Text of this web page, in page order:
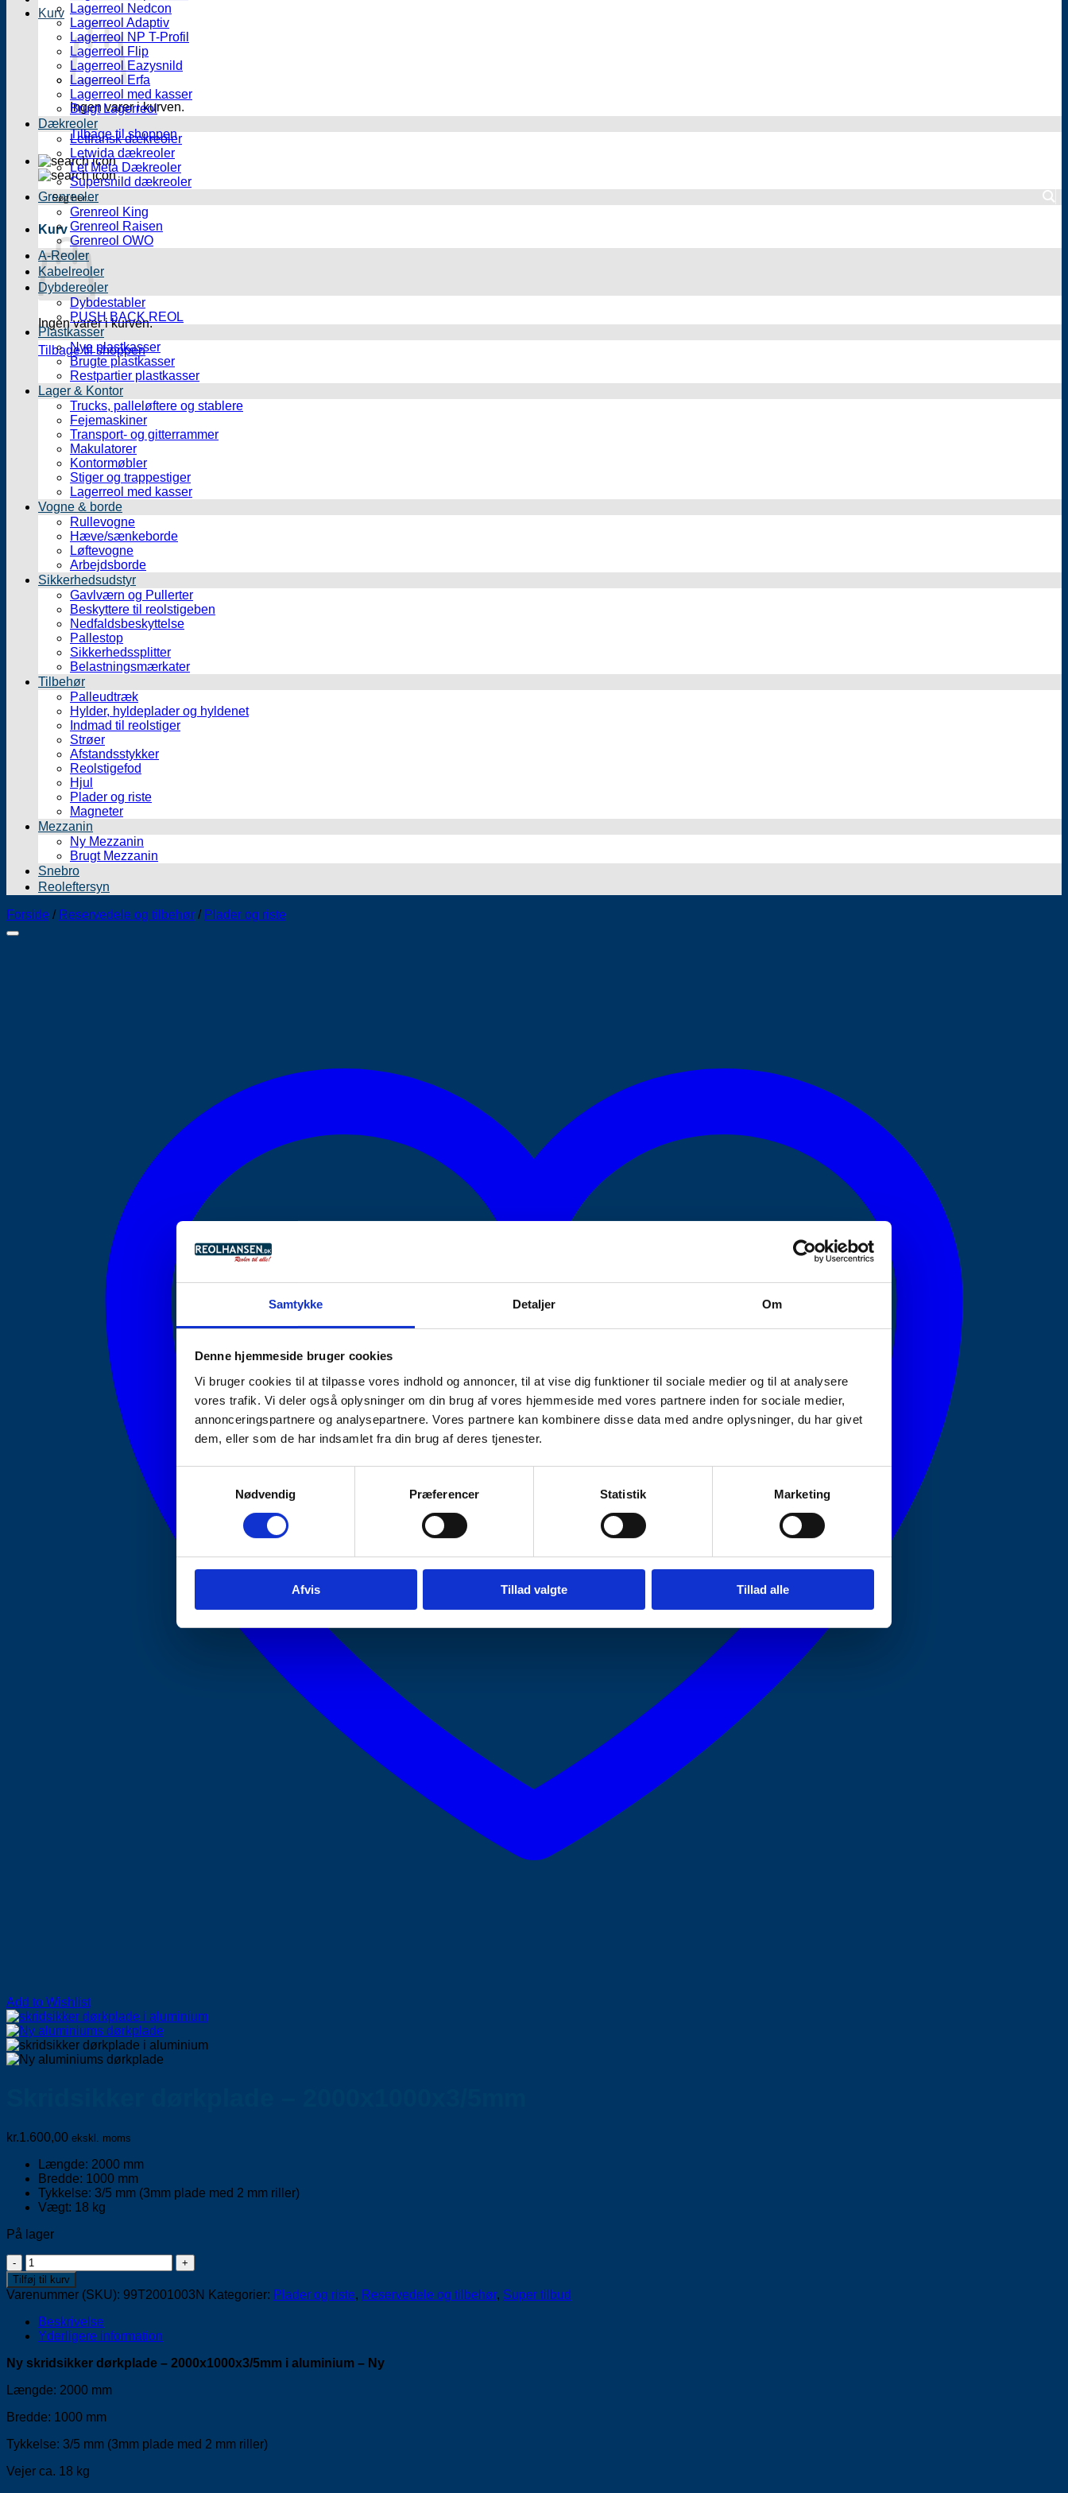
Samtykke Detaljer Om
Denne hjemmeside bruger cookies
Vi bruger cookies til at tilpasse vores indhold og annoncer, til at vise dig funktioner til sociale medier og til at analysere
vores trafik. Vi deler også oplysninger om din brug af vores hjemmeside med vores partnere inden for sociale medier,
annonceringspartnere og analysepartnere. Vores partnere kan kombinere disse data med andre oplysninger, du har givet
dem, eller som de har indsamlet fra din brug af deres tjenester.
Nødvendig
Præferencer Statistik Marketing
Afvis Tillad valgte Tillad alle
Kurv
Ingen varer i kurven.
Tilbage til shoppen
Kurv
Ingen varer i kurven.
Tilbage til shoppen
Lagerreol Nedcon
Lagerreol Adaptiv
Lagerreol NP T-Profil
Lagerreol Flip
Lagerreol Eazysnild
Lagerreol Erfa
Lagerreol med kasser
Brugt Lagerreol
Dækreoler
Letfransk dækreoler
Letwida dækreoler
Let Meta Dækreoler
Supersnild dækreoler
Grenreoler
Grenreol King
Grenreol Raisen
Grenreol OWO
A-Reoler
Kabelreoler
Dybdereoler
Dybdestabler
PUSH BACK REOL
Plastkasser
Nye plastkasser
Brugte plastkasser
Restpartier plastkasser
Lager & Kontor
Trucks, palleløftere og stablere
Fejemaskiner
Transport- og gitterrammer
Makulatorer
Kontormøbler
Stiger og trappestiger
Lagerreol med kasser
Vogne & borde
Rullevogne
Hæve/sænkeborde
Løftevogne
Arbejdsborde
Sikkerhedsudstyr
Gavlværn og Pullerter
Beskyttere til reolstigeben
Nedfaldsbeskyttelse
Pallestop
Sikkerhedssplitter
Belastningsmærkater
Tilbehør
Palleudtræk
Hylder, hyldeplader og hyldenet
Indmad til reolstiger
Strøer
Afstandsstykker
Reolstigefod
Hjul
Plader og riste
Magneter
Mezzanin
Ny Mezzanin
Brugt Mezzanin
Snebro
Reoleftersyn
Forside / Reservedele og tilbehør / Plader og riste
Add to Wishlist
kr.1.600,00 ekskl. moms
Længde: 2000 mm
Bredde: 1000 mm
Tykkelse: 3/5 mm (3mm plade med 2 mm riller)
Vægt: 18 kg
På lager
Skridsikker
dørkplade
-
2000x1000x3/5mm
antal
Tilføj til kurv
Varenummer (SKU): 99T2001003N Kategorier: Plader og riste, Reservedele og tilbehør, Super tilbud
Beskrivelse
Yderligere information
Ny skridsikker dørkplade – 2000x1000x3/5mm i aluminium – Ny
Længde: 2000 mm
Bredde: 1000 mm
Tykkelse: 3/5 mm (3mm plade med 2 mm riller)
Vejer ca. 18 kg